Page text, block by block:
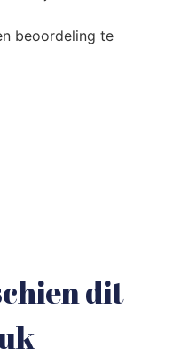
beoordeling te
dit